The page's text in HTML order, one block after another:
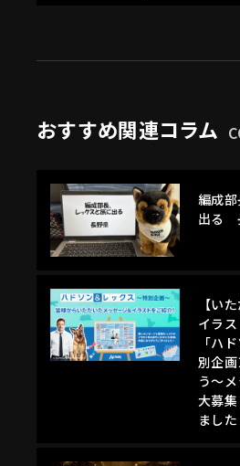
おすすめ関連コラム
編成
出る
【い
イラ
「ハ
別企
う～
大募
ました